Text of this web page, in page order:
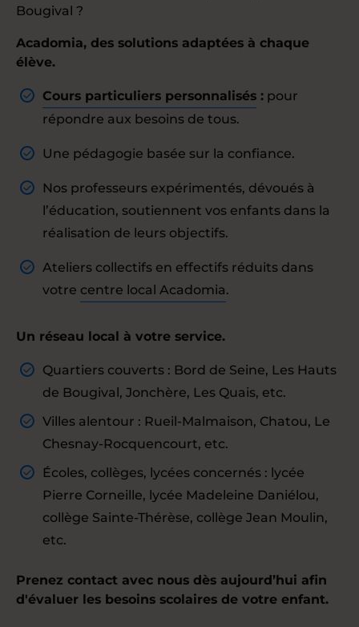
Bougival ?
Acadomia, des solutions adaptées à chaque
élève.
Cours particuliers personnalisés : pour
répondre aux besoins de tous.
Une pédagogie basée sur la confiance.
Nos professeurs expérimentés, dévoués à
l’éducation, soutiennent vos enfants dans la
réalisation de leurs objectifs.
Ateliers collectifs en effectifs réduits dans
votre centre local Acadomia.
Un réseau local à votre service.
Quartiers couverts : Bord de Seine, Les Hauts
de Bougival, Jonchère, Les Quais, etc.
Villes alentour : Rueil-Malmaison, Chatou, Le
Chesnay-Rocquencourt, etc.
Écoles, collèges, lycées concernés : lycée
Pierre Corneille, lycée Madeleine Daniélou,
collège Sainte-Thérèse, collège Jean Moulin,
etc.
Prenez contact avec nous dès aujourd’hui afin
d'évaluer les besoins scolaires de votre enfant.